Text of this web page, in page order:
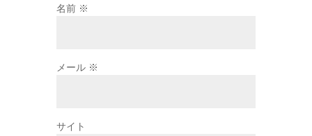
名前 ※
メール ※
サイト